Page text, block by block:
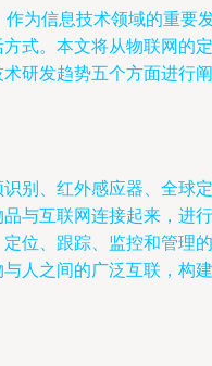
为信息技术领域的重要
式。本文将从物联网的定
研发趋势五个方面进行阐
别、红外感应器、全球定
与互联网连接起来，进行
位、跟踪、监控和管理的
人之间的广泛互联，构建